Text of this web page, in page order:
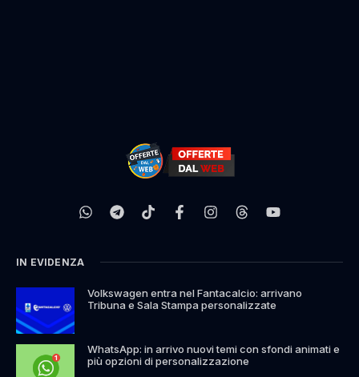
IN EVIDENZA
Volkswagen entra nel Fantacalcio: arrivano
Tribuna e Sala Stampa personalizzate
WhatsApp: in arrivo nuovi temi con sfondi animati e
più opzioni di personalizzazione